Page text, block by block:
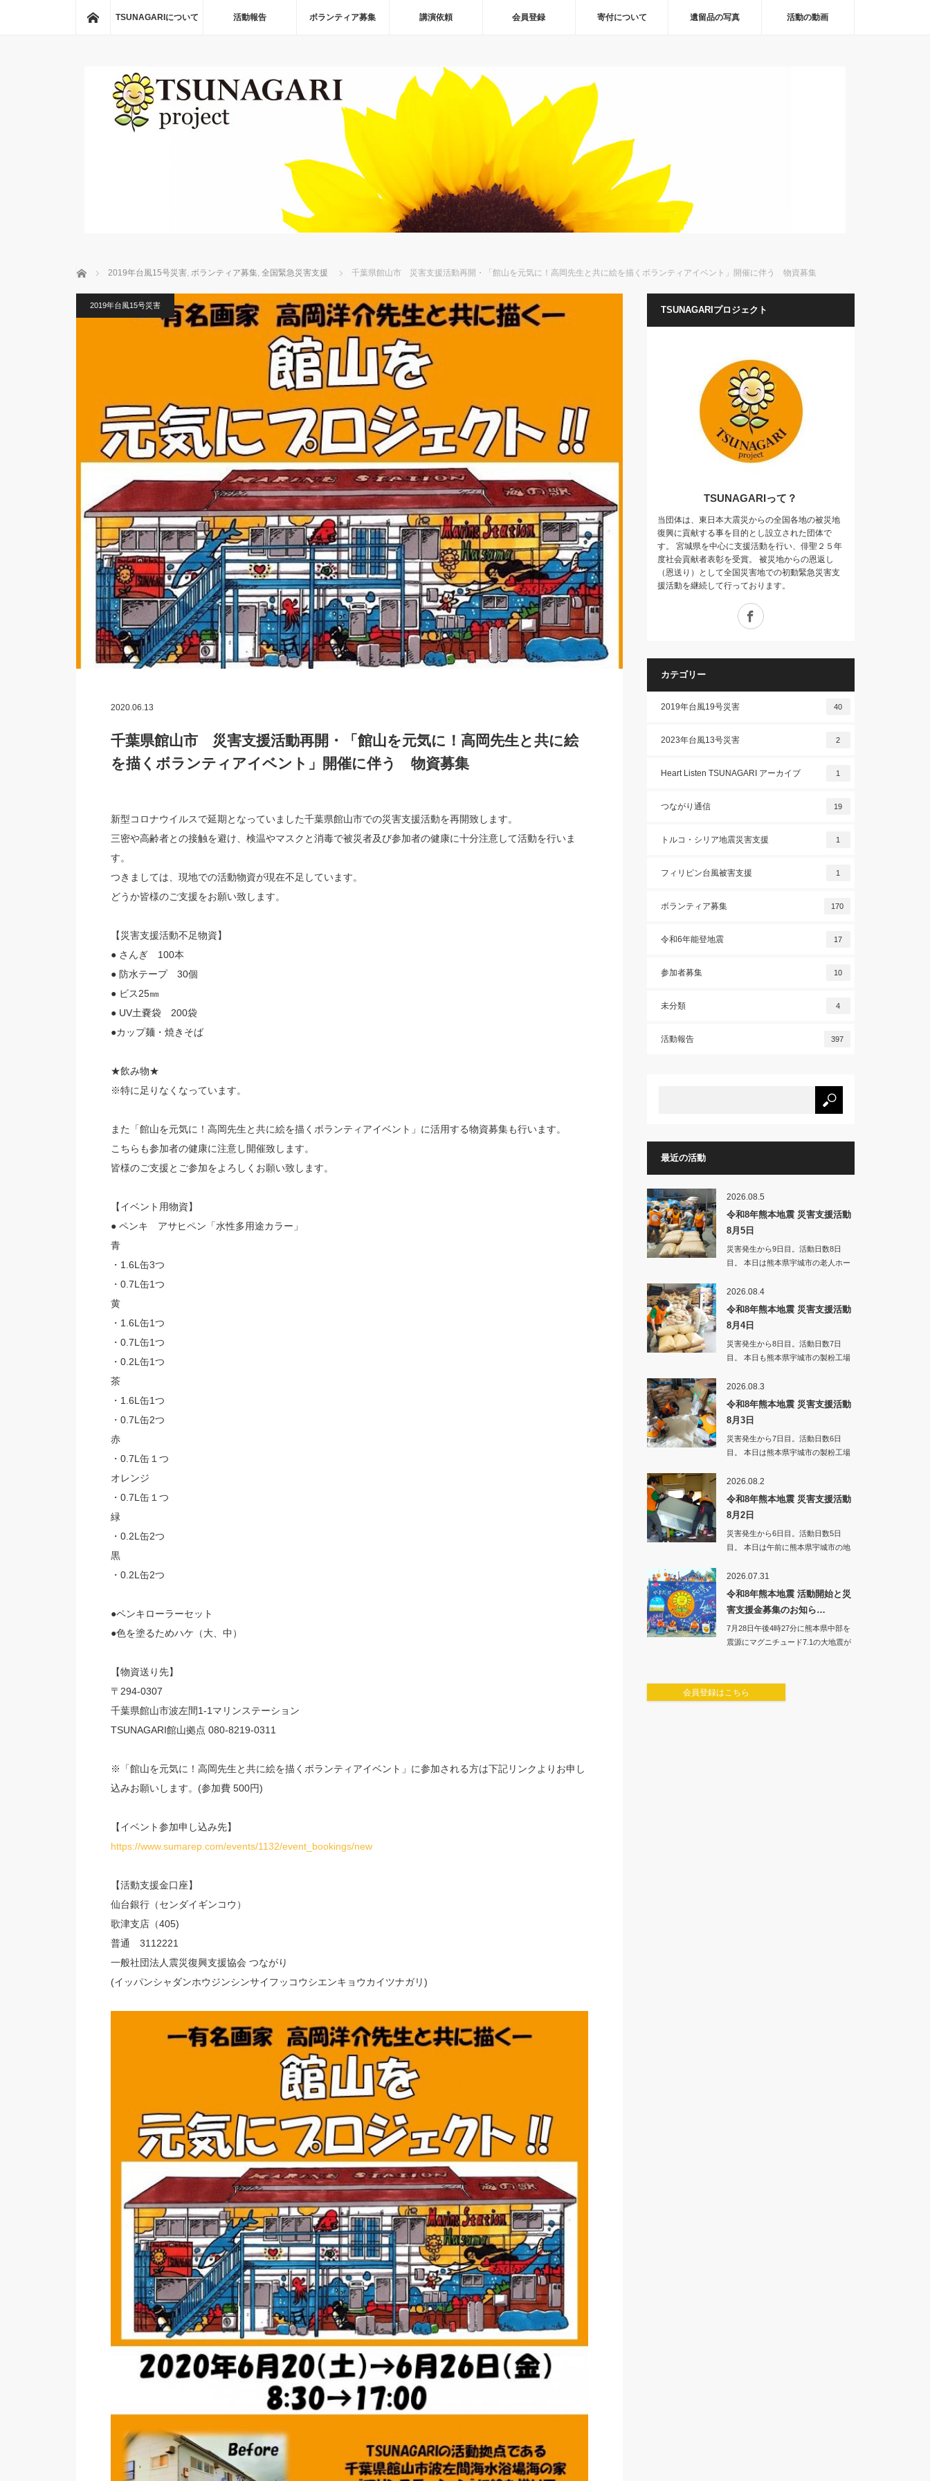
ホーム
TSUNAGARIについて 活動報告 ボランティア募集 講演依頼 会員登録 寄付について 遺留品の写真 活動の動画
ホーム 2019年台風15号災害, ボランティア募集, 全国緊急災害支援 千葉県館山市 災害支援活動再開・「館山を元気に！高岡先生と共に絵を描くボランティアイベント」開催に伴う 物資募集
2019年台風15号災害
2020.06.13
千葉県館山市 災害支援活動再開・「館山を元気に！高岡先生と共に絵
を描くボランティアイベント」開催に伴う 物資募集
新型コロナウイルスで延期となっていました千葉県館山市での災害支援活動を再開致します。
三密や高齢者との接触を避け、検温やマスクと消毒で被災者及び参加者の健康に十分注意して活動を行いま
す。
つきましては、現地での活動物資が現在不足しています。
どうか皆様のご支援をお願い致します。
【災害支援活動不足物資】
● さんぎ 100本
● 防水テープ 30個
● ビス25㎜
● UV土嚢袋 200袋
●カップ麺・焼きそば
★飲み物★
※特に足りなくなっています。
また「館山を元気に！高岡先生と共に絵を描くボランティアイベント」に活用する物資募集も行います。
こちらも参加者の健康に注意し開催致します。
皆様のご支援とご参加をよろしくお願い致します。
【イベント用物資】
● ペンキ アサヒペン「水性多用途カラー」
青
・1.6L缶3つ
・0.7L缶1つ
黄
・1.6L缶1つ
・0.7L缶1つ
・0.2L缶1つ
茶
・1.6L缶1つ
・0.7L缶2つ
赤
・0.7L缶１つ
オレンジ
・0.7L缶１つ
緑
・0.2L缶2つ
黒
・0.2L缶2つ
●ペンキローラーセット
●色を塗るためハケ（大、中）
【物資送り先】
〒294-0307
千葉県館山市波左間1-1マリンステーション
TSUNAGARI館山拠点 080-8219-0311
※「館山を元気に！高岡先生と共に絵を描くボランティアイベント」に参加される方は下記リンクよりお申し
込みお願いします。(参加費 500円)
【イベント参加申し込み先】
https://www.sumarep.com/events/1132/event_bookings/new
【活動支援金口座】
仙台銀行（センダイギンコウ）
歌津支店（405)
普通 3112221
一般社団法人震災復興支援協会 つながり
(イッパンシャダンホウジンシンサイフッコウシエンキョウカイツナガリ)
TSUNAGARIプロジェクト
TSUNAGARIって？
当団体は、東日本大震災からの全国各地の被災地
復興に貢献する事を目的とし設立された団体で
す。 宮城県を中心に支援活動を行い、俳聖２５年
度社会貢献者表彰を受賞。 被災地からの恩返し
（恩送り）として全国災害地での初動緊急災害支
援活動を継続して行っております。
カテゴリー
2019年台風19号災害 40
2023年台風13号災害 2
Heart Listen TSUNAGARI アーカイブ 1
つながり通信 19
トルコ・シリア地震災害支援 1
フィリピン台風被害支援 1
ボランティア募集 170
令和6年能登地震 17
参加者募集 10
未分類 4
活動報告 397
最近の活動
2026.08.5
令和8年熊本地震 災害支援活動
8月5日
災害発生から9日目。活動日数8日
目。 本日は熊本県宇城市の老人ホー
2026.08.4
令和8年熊本地震 災害支援活動
8月4日
災害発生から8日目。活動日数7日
目。 本日も熊本県宇城市の製粉工場
2026.08.3
令和8年熊本地震 災害支援活動
8月3日
災害発生から7日目。活動日数6日
目。 本日は熊本県宇城市の製粉工場
2026.08.2
令和8年熊本地震 災害支援活動
8月2日
災害発生から6日目。活動日数5日
目。 本日は午前に熊本県宇城市の地
2026.07.31
令和8年熊本地震 活動開始と災
害支援金募集のお知ら…
7月28日午後4時27分に熊本県中部を
震源にマグニチュード7.1の大地震が
会員登録はこちら